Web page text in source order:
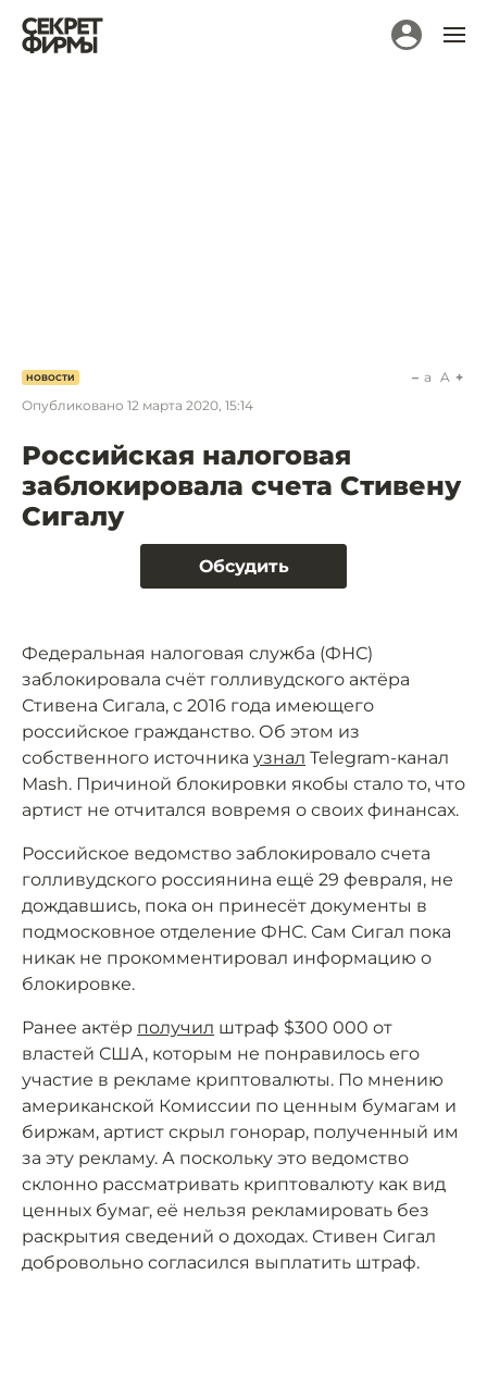
НОВОСТИ
Опубликовано 12 марта 2020, 15:14
a A
Российская налоговая
заблокировала счета Стивену
Сигалу
Обсудить
Федеральная налоговая служба (ФНС)
заблокировала счёт голливудского актёра
Стивена Сигала, с 2016 года имеющего
российское гражданство. Об этом из
собственного источника узнал Telegram-канал
Mash. Причиной блокировки якобы стало то, что
артист не отчитался вовремя о своих финансах.
Российское ведомство заблокировало счета
голливудского россиянина ещё 29 февраля, не
дождавшись, пока он принесёт документы в
подмосковное отделение ФНС. Сам Сигал пока
никак не прокомментировал информацию о
блокировке.
Ранее актёр получил штраф $300 000 от
властей США, которым не понравилось его
участие в рекламе криптовалюты. По мнению
американской Комиссии по ценным бумагам и
биржам, артист скрыл гонорар, полученный им
за эту рекламу. А поскольку это ведомство
склонно рассматривать криптовалюту как вид
ценных бумаг, её нельзя рекламировать без
раскрытия сведений о доходах. Стивен Сигал
добровольно согласился выплатить штраф.